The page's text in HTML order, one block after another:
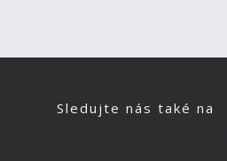
Sledujte nás také na